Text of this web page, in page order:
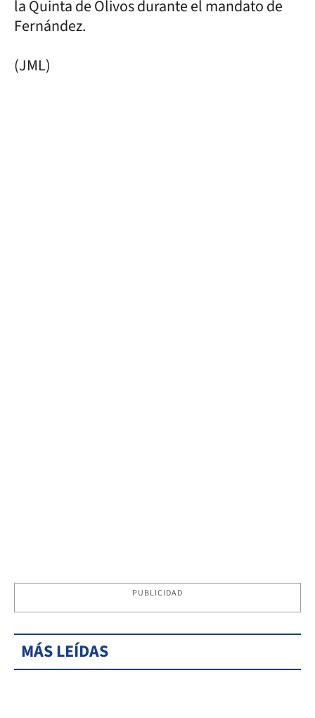
la Quinta de Olivos durante el mandato de
Fernández.
(JML)
PUBLICIDAD
MÁS LEÍDAS